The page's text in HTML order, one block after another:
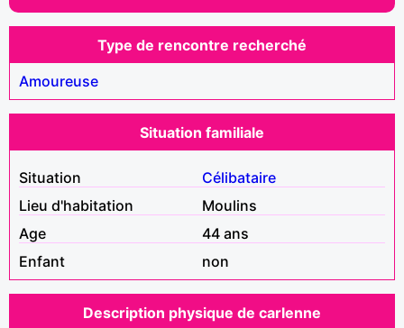
Type de rencontre recherché
Amoureuse
Situation familiale
Situation
Célibataire
Lieu d'habitation
Moulins
Age
44 ans
Enfant
non
Description physique de carlenne